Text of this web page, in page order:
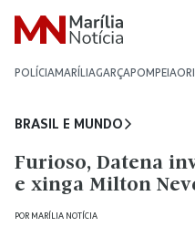
POLÍCIAMARÍLIAGARÇAPOMPEIA
BRASIL E MUNDO
Furioso, Datena
e xinga Milton
POR MARÍLIA NOTÍCIA